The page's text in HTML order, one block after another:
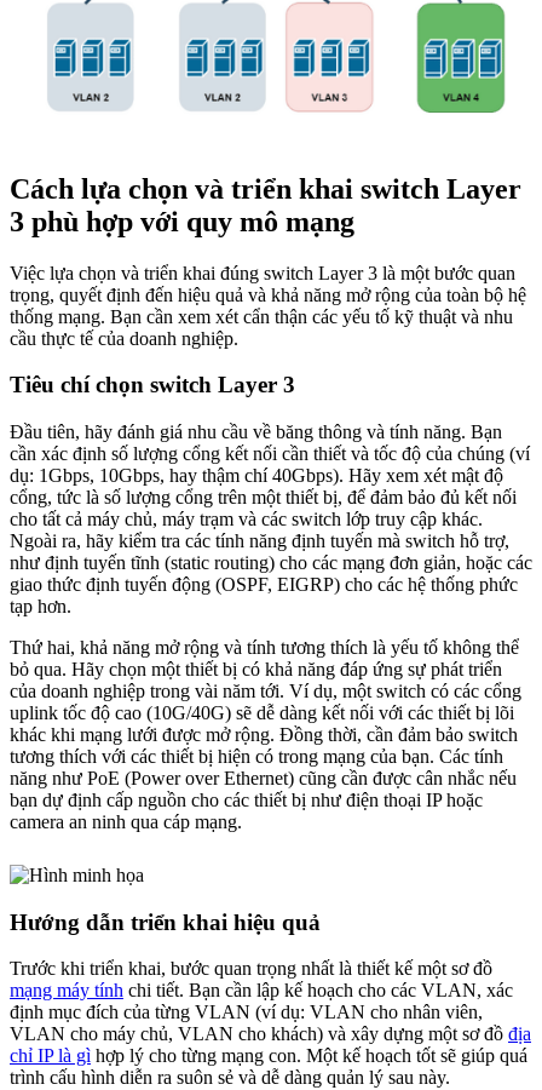
Cách lựa chọn và triển khai switch Layer
3 phù hợp với quy mô mạng
Việc lựa chọn và triển khai đúng switch Layer 3 là một bước quan
trọng, quyết định đến hiệu quả và khả năng mở rộng của toàn bộ hệ
thống mạng. Bạn cần xem xét cẩn thận các yếu tố kỹ thuật và nhu
cầu thực tế của doanh nghiệp.
Tiêu chí chọn switch Layer 3
Đầu tiên, hãy đánh giá nhu cầu về băng thông và tính năng. Bạn
cần xác định số lượng cổng kết nối cần thiết và tốc độ của chúng (ví
dụ: 1Gbps, 10Gbps, hay thậm chí 40Gbps). Hãy xem xét mật độ
cổng, tức là số lượng cổng trên một thiết bị, để đảm bảo đủ kết nối
cho tất cả máy chủ, máy trạm và các switch lớp truy cập khác.
Ngoài ra, hãy kiểm tra các tính năng định tuyến mà switch hỗ trợ,
như định tuyến tĩnh (static routing) cho các mạng đơn giản, hoặc các
giao thức định tuyến động (OSPF, EIGRP) cho các hệ thống phức
tạp hơn.
Thứ hai, khả năng mở rộng và tính tương thích là yếu tố không thể
bỏ qua. Hãy chọn một thiết bị có khả năng đáp ứng sự phát triển
của doanh nghiệp trong vài năm tới. Ví dụ, một switch có các cổng
uplink tốc độ cao (10G/40G) sẽ dễ dàng kết nối với các thiết bị lõi
khác khi mạng lưới được mở rộng. Đồng thời, cần đảm bảo switch
tương thích với các thiết bị hiện có trong mạng của bạn. Các tính
năng như PoE (Power over Ethernet) cũng cần được cân nhắc nếu
bạn dự định cấp nguồn cho các thiết bị như điện thoại IP hoặc
camera an ninh qua cáp mạng.
Hướng dẫn triển khai hiệu quả
Trước khi triển khai, bước quan trọng nhất là thiết kế một sơ đồ
mạng máy tính chi tiết. Bạn cần lập kế hoạch cho các VLAN, xác
định mục đích của từng VLAN (ví dụ: VLAN cho nhân viên,
VLAN cho máy chủ, VLAN cho khách) và xây dựng một sơ đồ địa
chỉ IP là gì hợp lý cho từng mạng con. Một kế hoạch tốt sẽ giúp quá
trình cấu hình diễn ra suôn sẻ và dễ dàng quản lý sau này.